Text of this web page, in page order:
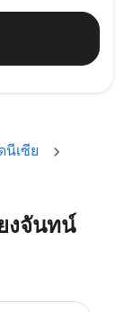
นีเซีย
งจันทน์
รือปลายทาง) หรื